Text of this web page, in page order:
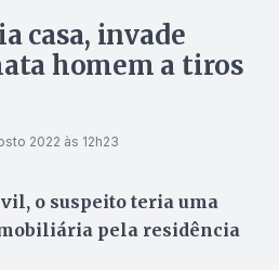
casa, invade
homem a tiros
2022 às 12h23
o suspeito teria uma
pela residência